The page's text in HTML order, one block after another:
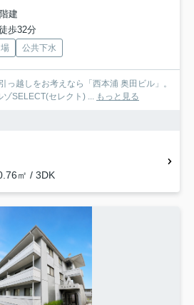
建
歩32分
公共下水
っ越しをお考えなら「西本浦 奥田ビル」。
SELECT(セレクト) ... もっと見る
㎡ / 3DK